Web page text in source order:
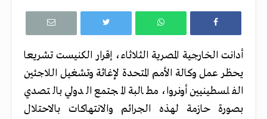
أدانت الخارجية المصرية الثلاثاء، إقرار الكنيست تشريعا
يحظر عمل وكالة الأمم المتحدة لإغاثة وتشغيل اللاجئين
الفلسطينيين أونروا، مطالبة المجتمع الدولي بالتصدي
بصورة حازمة لهذه الجرائم والانتهاكات بالاحتلال